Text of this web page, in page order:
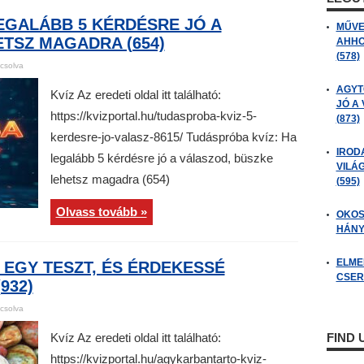
5 KÉRDÉSRE JÓ A
MAGADRA (654)
Kvíz Az eredeti oldal itt található:
https://kvizportal.hu/tudasproba-kviz-5-
kerdesre-jo-valasz-8615/ Tudáspróba kvíz: Ha
legalább 5 kérdésre jó a válaszod, büszke
lehetsz magadra (654)
Olvass tovább »
TESZT, ÉS ÉRDEKESSÉ
Kvíz Az eredeti oldal itt található:
https://kvizportal.hu/agykarbantarto-kviz-
(578)
JÓ A
(873)
(595)
FIND